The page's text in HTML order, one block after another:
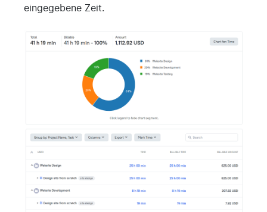
eingegebene Zeit.